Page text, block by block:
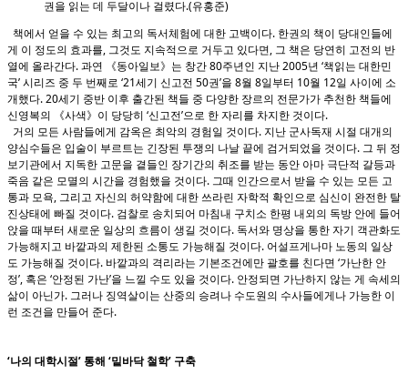
권을 읽는 데 두달이나 걸렸다.(유홍준)
책에서 얻을 수 있는 최고의 독서체험에 대한 고백이다. 한권의 책이 당대인들에
게 이 정도의 효과를, 그것도 지속적으로 거두고 있다면, 그 책은 당연히 고전의 반
열에 올라간다. 과연 《동아일보》는 창간 80주년인 지난 2005년 ‘책읽는 대한민
국’ 시리즈 중 두 번째로 ‘21세기 신고전 50권’을 8월 8일부터 10월 12일 사이에 소
개했다. 20세기 중반 이후 출간된 책들 중 다양한 장르의 전문가가 추천한 책들에
신영복의 《사색》이 당당히 ‘신고전’으로 한 자리를 차지한 것이다.
거의 모든 사람들에게 감옥은 최악의 경험일 것이다. 지난 군사독재 시절 대개의
양심수들은 입술이 부르트는 긴장된 투쟁의 나날 끝에 검거되었을 것이다. 그 뒤 정
보기관에서 지독한 고문을 곁들인 장기간의 취조를 받는 동안 아마 극단적 갈등과
죽음 같은 모멸의 시간을 경험했을 것이다. 그때 인간으로서 받을 수 있는 모든 고
통과 모욕, 그리고 자신의 허약함에 대한 쓰라린 자학적 확인으로 심신이 완전한 탈
진상태에 빠질 것이다. 검찰로 송치되어 마침내 구치소 한평 내외의 독방 안에 들어
앉을 때부터 새로운 일상의 흐름이 생길 것이다. 독서와 명상을 통한 자기 객관화도
가능해지고 바깥과의 제한된 소통도 가능해질 것이다. 어설프게나마 노동의 일상
도 가능해질 것이다. 바깥과의 격리라는 기본조건에만 괄호를 친다면 ‘가난한 안
정’, 혹은 ‘안정된 가난’을 느낄 수도 있을 것이다. 안정되면 가난하지 않는 게 속세의
삶이 아닌가. 그러나 징역살이는 산중의 승려나 수도원의 수사들에게나 가능한 이
런 조건을 만들어 준다.
‘나의 대학시절’ 통해 ‘밑바닥 철학’ 구축